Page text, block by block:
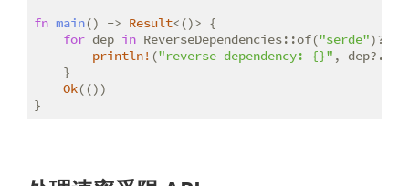
fn main() -> Result<()> {
for dep in ReverseDependencies::of("serde")? {
println! ("reverse dependency: {}" ,
    }
Ok(())
}